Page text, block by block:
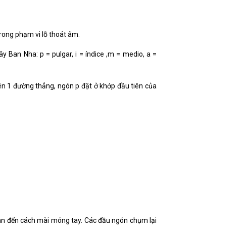
phạm vi lỗ thoát âm.
Ban Nha: p = pulgar, i = índice ,m = medio, a =
1 đường thẳng, ngón p đặt ở khớp đầu tiên của
đến cách mài móng tay. Các đầu ngón chụm lại